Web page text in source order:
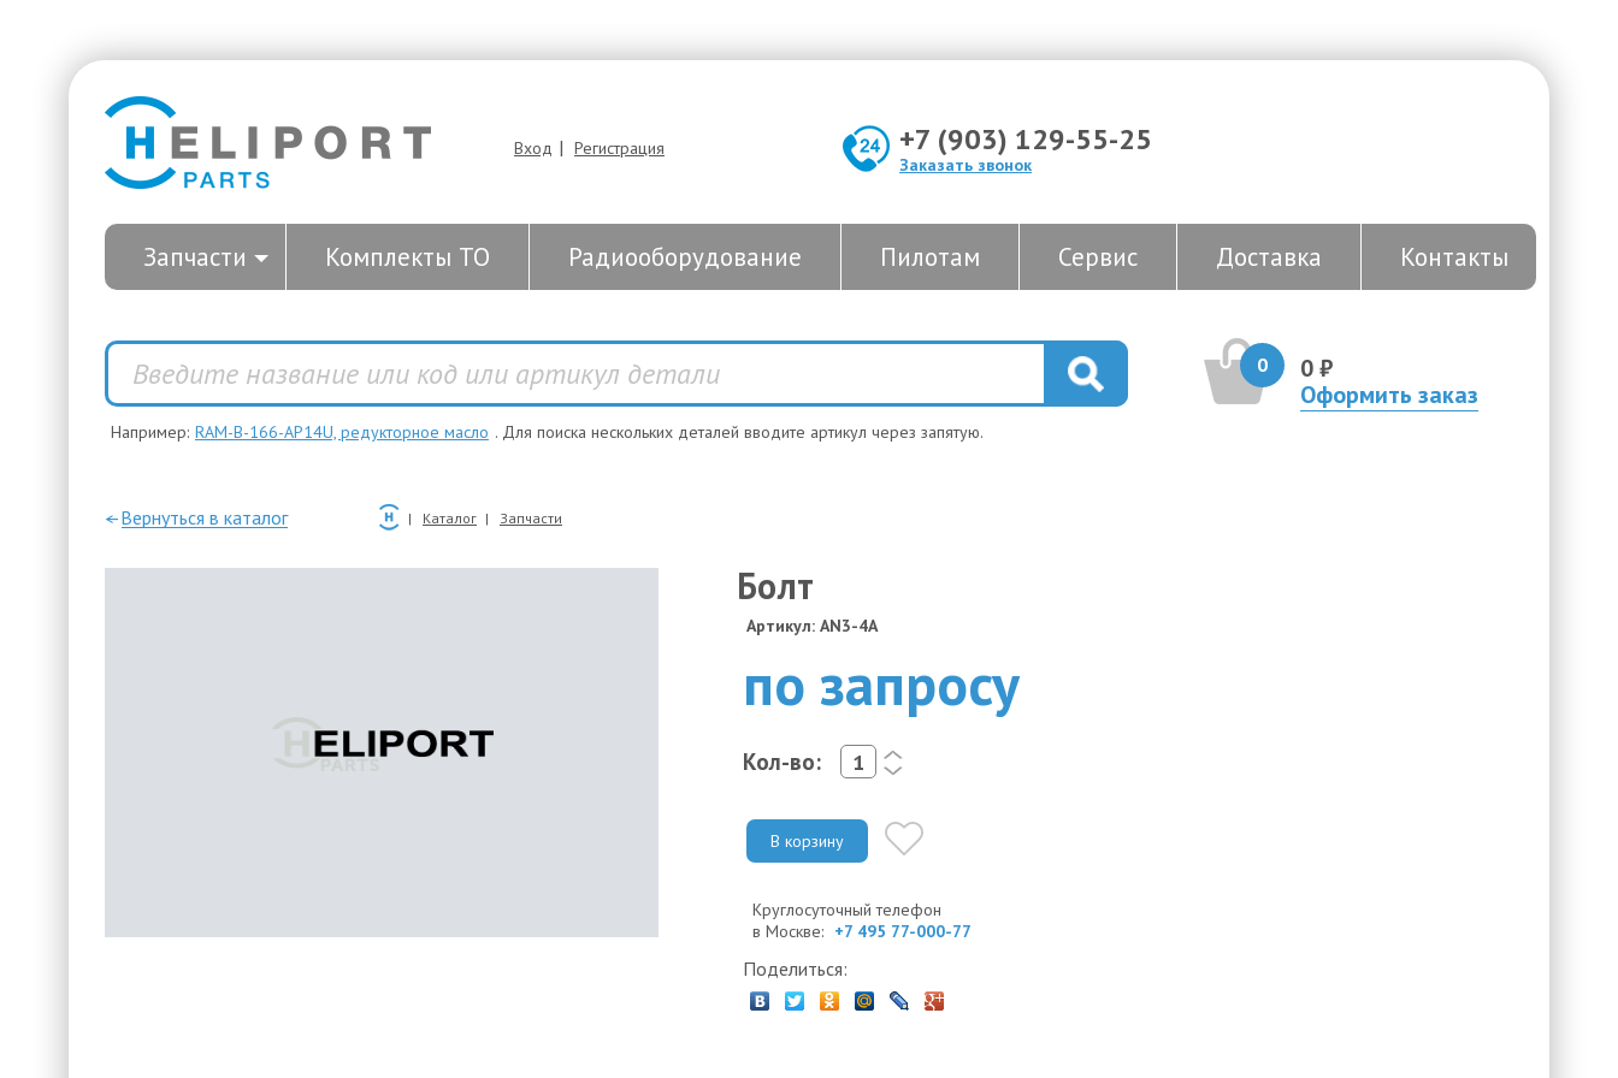
Вход | Регистрация +7 (903) 129-55-25
Заказать звонок
Запчасти Комплекты ТО Радиооборудование Пилотам Сервис Доставка Контакты
0
0 ₽
Оформить заказ
Например: RAM-B-166-AP14U, редукторное масло . Для поиска нескольких деталей вводите артикул через запятую.
—Вернуться в каталог Каталог Запчасти
Болт
Артикул: AN3-4A
по запросу
Кол-во:
<
>
В корзину
Круглосуточный телефон
в Москве: +7 495 77-000-77
Поделиться: